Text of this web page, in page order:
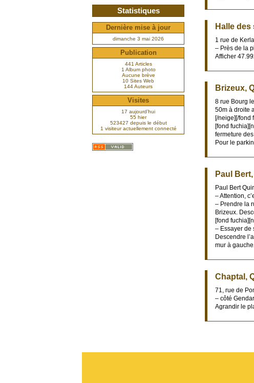
Halle
1 rue de
– Près de la
Afficher
Brizeux,
8 rue Bourg
50m à droite
[/neige][/fond
[fond
fermeture
Pour le
Paul
Paul Bert
– Attention,
– Prendre la
Brizeux.
[fond
– Essayer de
Descendre
mur à
Chaptal,
71, rue de
– côté
Agrandir le
Statistiques
Dernière mise à jour
dimanche 3 mai 2026
Publication
441 Articles
1 Album photo
Aucune brève
10 Sites Web
144 Auteurs
Visites
17 aujourd’hui
55 hier
523427 depuis le début
1 visiteur actuellement connecté